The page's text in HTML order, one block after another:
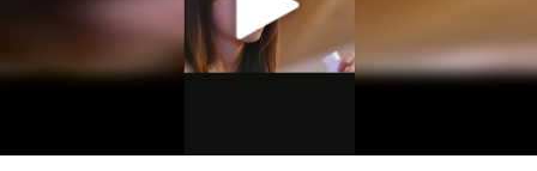
男童模仿奥特曼从高处跳下致骨折
Play